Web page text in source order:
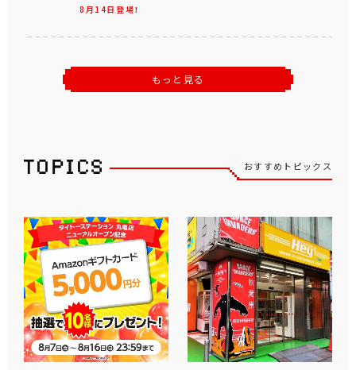
8月14日登場！
もっと見る
おすすめトピックス